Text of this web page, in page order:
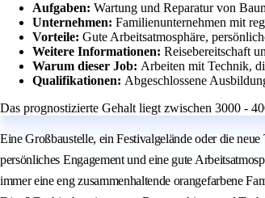
Aufgaben: Wartung und Reparatur von
Unternehmen: Familienunternehmen mit
Vorteile: Gute Arbeitsatmosphäre,
Weitere Informationen: Reisebereitschaft
Warum dieser Job: Arbeiten mit Technik,
Qualifikationen: Abgeschlossene
Das prognostizierte Gehalt liegt zwischen 3000 -
Eine Großbaustelle, ein Festivalgelände oder die
persönliches Engagement und eine gute
immer eine eng zusammenhaltende orangefarbene